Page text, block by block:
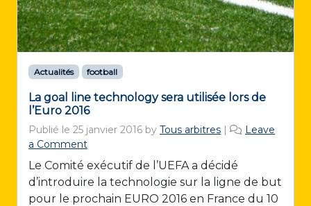
Actualités football
La goal line technology sera utilisée lors de
l’Euro 2016
Publié le 25 janvier 2016 by Tous arbitres |
Leave
a Comment
Le Comité exécutif de l’UEFA a décidé
d’introduire la technologie sur la ligne de but
pour le prochain EURO 2016 en France du 10